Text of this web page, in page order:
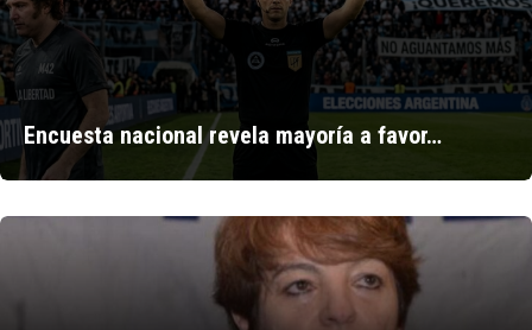
Encuesta nacional revela mayoría a favor…